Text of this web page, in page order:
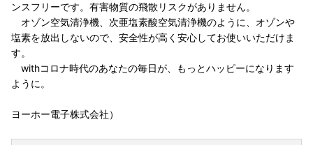
ンスフリーです。有害物質の飛散リスクがありません。
オゾン空気清浄機、次亜塩素酸空気清浄機のように、オゾンや
塩素を放出しないので、安全性が高く安心してお使いいただけま
す。
withコロナ時代のあなたの毎日が、もっとハッピーになります
ように。
ヨーホー電子株式会社）